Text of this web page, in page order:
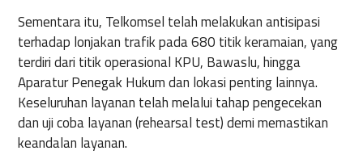
Sementara itu, Telkomsel telah melakukan antisipasi
terhadap lonjakan trafik pada 680 titik keramaian, yang
terdiri dari titik operasional KPU, Bawaslu, hingga
Aparatur Penegak Hukum dan lokasi penting lainnya.
Keseluruhan layanan telah melalui tahap pengecekan
dan uji coba layanan (rehearsal test) demi memastikan
keandalan layanan.